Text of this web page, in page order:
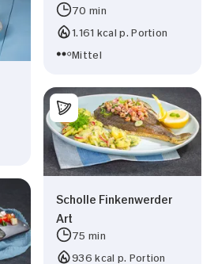
70 min
1.161 kcal p. Portion
Mittel
Scholle Finkenwerder
Art
75 min
936 kcal p. Portion